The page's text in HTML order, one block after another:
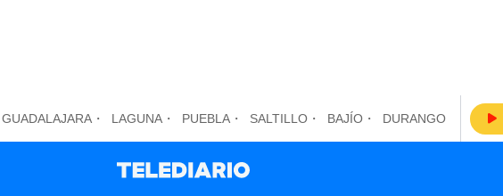
GUADALAJARA LAGUNA PUEBLA SALTILLO BAJÍO DURANGO